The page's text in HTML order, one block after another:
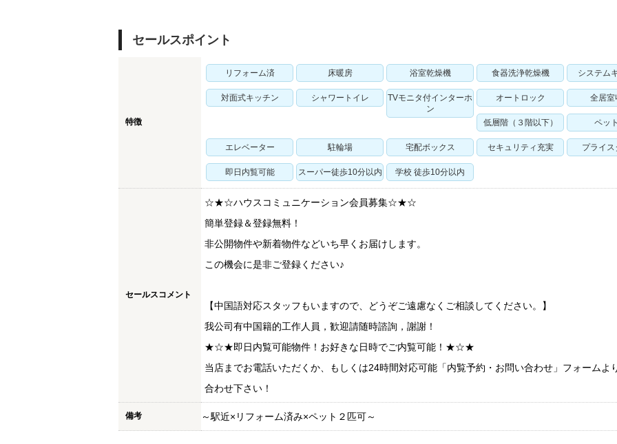
セールスポイント
特徴
リフォーム済 床暖房 浴室乾燥機 食器洗浄乾燥機 システム
対面式キッチン シャワートイレ
TVモニタ付インターホ
ン
オートロック 全居室
低層階（３階以下） ペッ
エレベーター 駐輪場 宅配ボックス セキュリティ充実 プライス
即日内覧可能 スーパー徒歩10分以内 学校 徒歩10分以内
セールスコメント
☆★☆ハウスコミュニケーション会員募集☆★☆
簡単登録＆登録無料！
非公開物件や新着物件などいち早くお届けします。
この機会に是非ご登録ください♪
【中国語対応スタッフもいますので、どうぞご遠慮なくご相談してください。】
我公司有中国籍的工作人員，歓迎請随時諮詢，謝謝！
★☆★即日内覧可能物件！お好きな日時でご内覧可能！★☆★
当店までお電話いただくか、もしくは24時間対応可能「内覧予約・お問い合わせ」フォームよ
合わせ下さい！
備考 ～駅近×リフォーム済み×ペット２匹可～